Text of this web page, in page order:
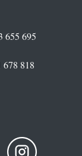
655 695
818